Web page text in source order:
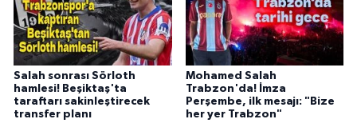
Salah sonrası Sörloth
hamlesi! Beşiktaş'ta
taraftarı sakinleştirecek
transfer planı
Mohamed Salah
Trabzon'da! İmza
Perşembe, ilk mesajı: "Bize
her yer Trabzon"